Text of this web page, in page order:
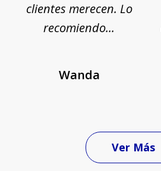
clientes merecen. Lo
recomiendo...
Wanda
Ver Más